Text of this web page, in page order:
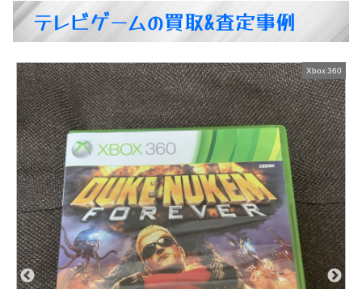
テレビゲームの買取&査定事例
Xbox 360